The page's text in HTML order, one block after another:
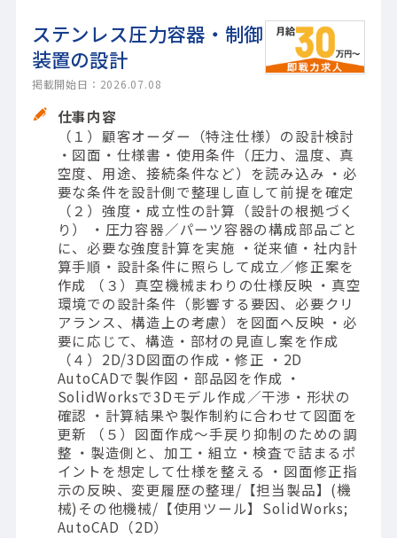
ステンレス圧力容器・制御
装置の設計
掲載開始日：2026.07.08
仕事内容
（１）顧客オーダー（特注仕様）の設計検討
・図面・仕様書・使用条件（圧力、温度、真
空度、用途、接続条件など）を読み込み ・必
要な条件を設計側で整理し直して前提を確定
（２）強度・成立性の計算（設計の根拠づく
り） ・圧力容器／パーツ容器の構成部品ごと
に、必要な強度計算を実施 ・従来値・社内計
算手順・設計条件に照らして成立／修正案を
作成 （３）真空機械まわりの仕様反映 ・真空
環境での設計条件（影響する要因、必要クリ
アランス、構造上の考慮）を図面へ反映 ・必
要に応じて、構造・部材の見直し案を作成
（４）2D/3D図面の作成・修正 ・2D
AutoCADで製作図・部品図を作成 ・
SolidWorksで3Dモデル作成／干渉・形状の
確認 ・計算結果や製作制約に合わせて図面を
更新 （５）図面作成～手戻り抑制のための調
整 ・製造側と、加工・組立・検査で詰まるポ
イントを想定して仕様を整える ・図面修正指
示の反映、変更履歴の整理/【担当製品】(機
械)その他機械/【使用ツール】SolidWorks;
AutoCAD（2D）